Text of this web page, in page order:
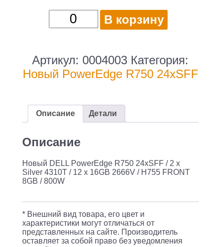
Количество
товара
DELL
PowerEdge
/
x
4310T
/
x
16GB
2666V
В корзину
Артикул: 0004003 Категория:
Новый PowerEdge R750 24xSFF
Описание Детали
Описание
Новый DELL PowerEdge R750 24xSFF / 2 x
Silver 4310T / 12 x 16GB 2666V / H755 FRONT
8GB / 800W
* Внешний вид товара, его цвет и
характеристики могут отличаться от
представленных на сайте. Производитель
оставляет за собой право без уведомления